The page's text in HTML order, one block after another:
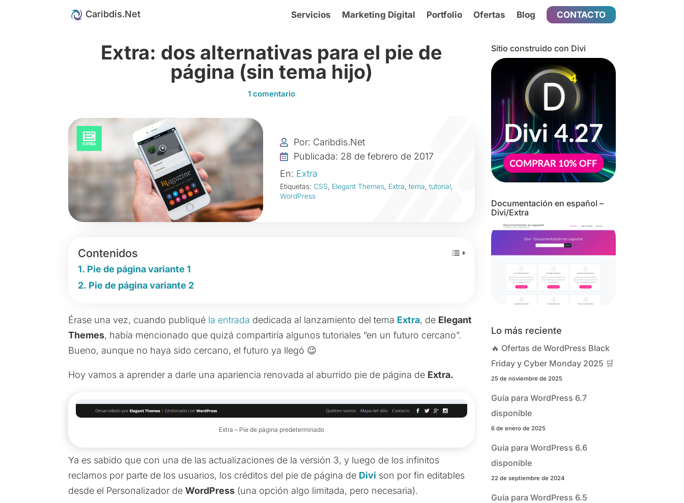
Servicios Marketing Digital Portfolio Ofertas Blog CONTACTO
Extra: dos alternativas para el pie de
página (sin tema hijo)
1 comentario
 Por: Caribdis.Net

Publicada: 28 de febrero de 2017
En: Extra
Etiquetas: CSS, Elegant Themes, Extra, tema, tutorial,
WordPress
Contenidos
Pie de página variante 1
Pie de página variante 2
Érase una vez, cuando publiqué la entrada dedicada al lanzamiento del tema Extra, de Elegant
Themes, había mencionado que quizá compartiría algunos tutoriales “en un futuro cercano”.
Bueno, aunque no haya sido cercano, el futuro ya llegó 😉
Hoy vamos a aprender a darle una apariencia renovada al aburrido pie de página de Extra.
Extra – Pie de página predeterminado
Ya es sabido que con una de las actualizaciones de la versión 3, y luego de los infinitos
reclamos por parte de los usuarios, los créditos del pie de página de Divi son por fin editables
desde el Personalizador deWordPress (una opción algo limitada, pero necesaria).
Sitio construido con Divi
Documentación en español –
Divi/Extra
Lo más reciente
🔥 Ofertas de WordPress Black
Friday y Cyber Monday 2025 🛒
25 de noviembre de 2025
Guía para WordPress 6.7
disponible
6 de enero de 2025
Guía para WordPress 6.6
disponible
22 de septiembre de 2024
Guía para WordPress 6.5